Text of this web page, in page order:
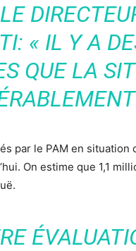
« IL Y A
QUE LA
par le PAM en situation
On estime que 1,1